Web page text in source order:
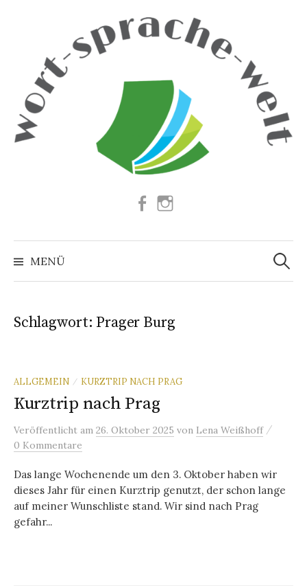
Facebook
MENÜ
Suchen
nach:
Schlagwort: Prager Burg
ALLGEMEIN / KURZTRIP NACH PRAG
Kurztrip nach Prag
Veröffentlicht am 26. Oktober 2025 von Lena Weißhoff /
0 Kommentare
Das lange Wochenende um den 3. Oktober haben wir
dieses Jahr für einen Kurztrip genutzt, der schon lange
auf meiner Wunschliste stand. Wir sind nach Prag
gefahr...